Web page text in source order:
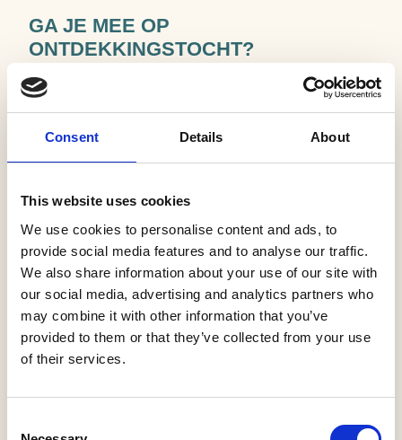
Consent Details About
This website uses cookies
We use cookies to personalise content and ads, to
provide social media features and to analyse our traffic.
We also share information about your use of our site with
our social media, advertising and analytics partners who
may combine it with other information that you’ve
provided to them or that they’ve collected from your use
of their services.
GA JE MEE OP
ONTDEKKINGSTOCHT?
Wist je dat hier vroeger een enorme laag veen lag? Dat is
eigenlijk een soort planten-pannenkoek van oude planten
groeven dat veen eruit en gebruikten het als brandstof. Ze
noemden het turf: een soort superoude, modderige
energiereep voor hun haarden. Je loopt hier ook door een
tussen sloten. Honderden jaren geleden maakten boeren
die om op te kunnen werken. Aan de randen zie je vaak
rijen elzenbomen staan. Die houden de oevers stevig vast,
zodat ze niet wegspoelen. Dus kijk goed om je heen tijdens
de wandeling. Dit landschap zit bomvol oude verhalen… en
jij wandelt er dwars doorheen!